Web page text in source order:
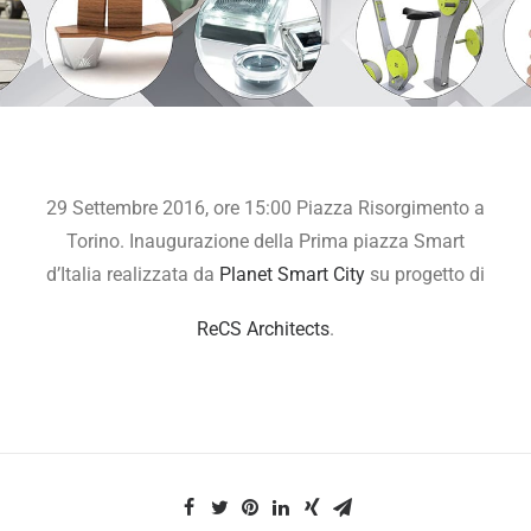
29 Settembre 2016, ore 15:00 Piazza Risorgimento a
Torino. Inaugurazione della Prima piazza Smart
d’Italia realizzata da Planet Smart City su progetto di
ReCS Architects.